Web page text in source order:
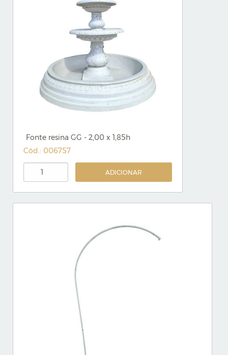
Fonte resina GG - 2,00 x 1,85h
Cód.: 006757
ADICIONAR